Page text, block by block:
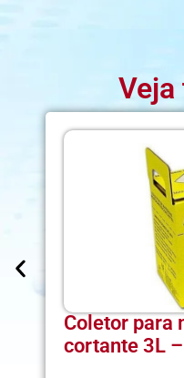
Veja
Coletor para
cortante 3L –